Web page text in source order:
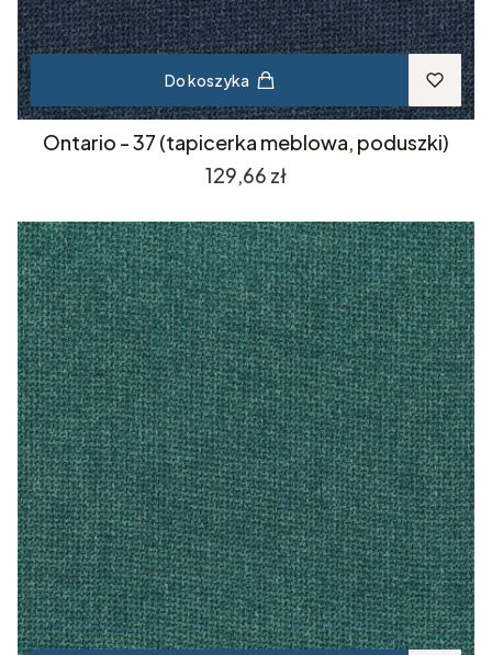
Do koszyka
Ontario - 37 (tapicerka meblowa, poduszki)
Cena
129,66 zł